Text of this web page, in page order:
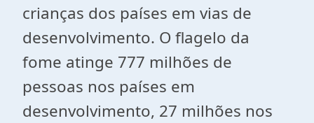
crianças dos países em vias de
desenvolvimento. O flagelo da
fome atinge 777 milhões de
pessoas nos países em
desenvolvimento, 27 milhões nos